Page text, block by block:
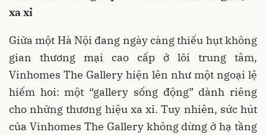
xa xỉ
Giữa một Hà Nội đang ngày càng thiếu hụt không
gian thương mại cao cấp ở lõi trung tâm,
Vinhomes The Gallery hiện lên như một ngoại lệ
hiếm hoi: một “gallery sống động” dành riêng
cho những thương hiệu xa xỉ. Tuy nhiên, sức hút
của Vinhomes The Gallery không dừng ở hạ tầng